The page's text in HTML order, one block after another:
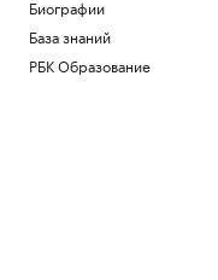
Биографии
База знаний
РБК Образование